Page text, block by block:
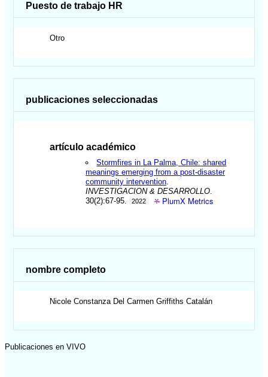
Puesto de trabajo HR
Otro
publicaciones seleccionadas
artículo académico
Stormfires in La Palma, Chile: shared
meanings emerging from a post-disaster
community intervention
INVESTIGACION & DESARROLLO
30(2):67-95.
2022 PlumX Metrics
nombre completo
Nicole Constanza Del Carmen Griffiths Catalán
Publicaciones en VIVO